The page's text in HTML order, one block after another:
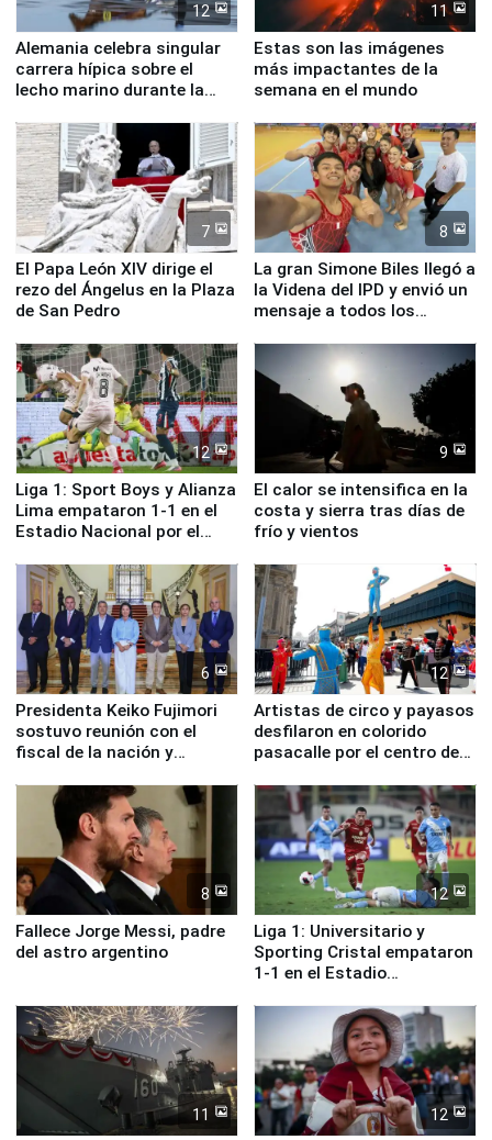
12
Alemania celebra singular
carrera hípica sobre el
lecho marino durante la
11
Estas son las imágenes
más impactantes de la
semana en el mundo
7
El Papa León XIV dirige el
rezo del Ángelus en la Plaza
de San Pedro
8
La gran Simone Biles llegó a
la Videna del IPD y envió un
mensaje a todos los
12
Liga 1: Sport Boys y Alianza
Lima empataron 1-1 en el
Estadio Nacional por el
9
El calor se intensifica en la
costa y sierra tras días de
frío y vientos
6
Presidenta Keiko Fujimori
sostuvo reunión con el
fiscal de la nación y
12
Artistas de circo y payasos
desfilaron en colorido
pasacalle por el centro de
8
Fallece Jorge Messi, padre
del astro argentino
12
Liga 1: Universitario y
Sporting Cristal empataron
1-1 en el Estadio
11 12